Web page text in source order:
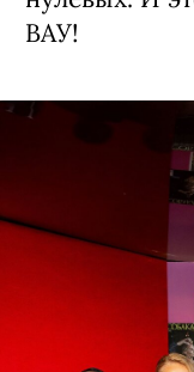
Сразу два
вспышки
«Собака.ru»
будущего» и
знаком
нулевых. И
ВАУ!